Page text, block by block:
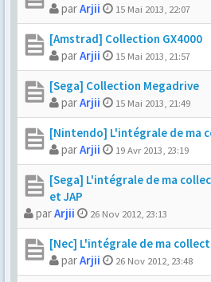
parArjii 15 Mai 2013, 22:07
[Amstrad] Collection GX4000
parArjii 15 Mai 2013, 21:57
[Sega] Collection Megadrive
parArjii 15 Mai 2013, 21:49
[Nintendo] L'intégrale de ma
parArjii 19 Avr 2013, 23:19
[Sega] L'intégrale de ma
et JAP
parArjii 26 Nov 2012, 23:13
[Nec] L'intégrale de ma
parArjii 26 Nov 2012, 23:48